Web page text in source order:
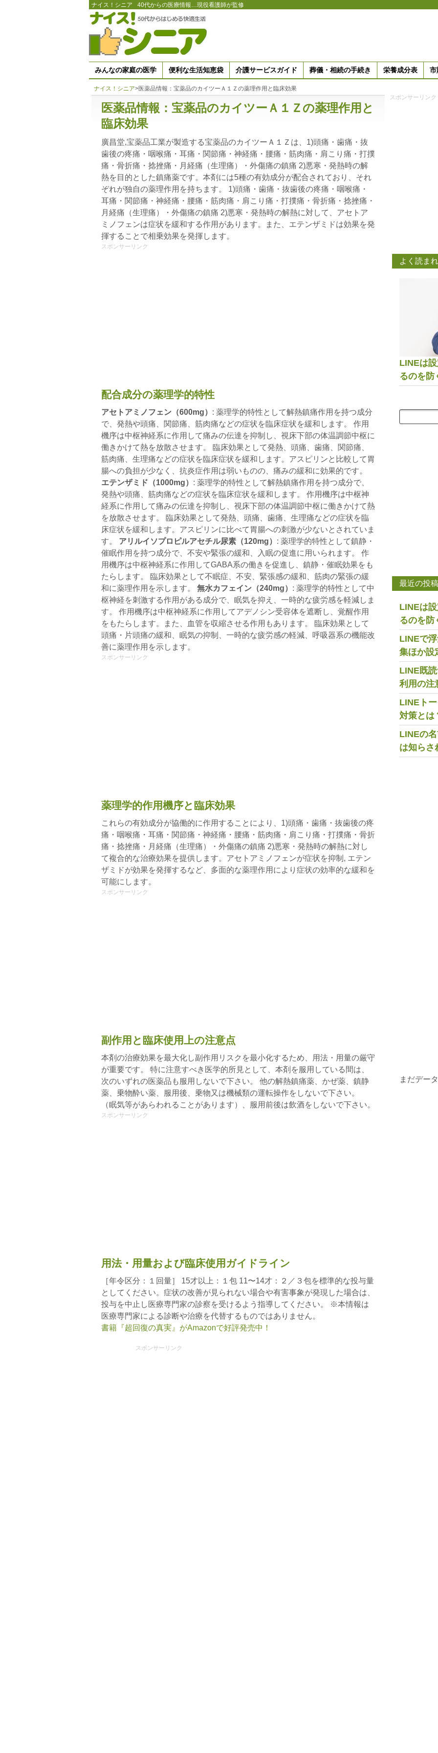
ナイス！シニア 40代からの医療情報…現役看護師が監修
みんなの家庭の医学 便利な生活知恵袋 介護サービスガイド 葬儀・相続の手続き 栄養成分表 市
ナイス！シニア>医薬品情報：宝薬品のカイツーＡ１Ｚの薬理作用と臨床効果
医薬品情報：宝薬品のカイツーＡ１Ｚの薬理作用と
臨床効果
廣昌堂,宝薬品工業が製造する宝薬品のカイツーＡ１Ｚは、1)頭痛・歯痛・抜
歯後の疼痛・咽喉痛・耳痛・関節痛・神経痛・腰痛・筋肉痛・肩こり痛・打撲
痛・骨折痛・捻挫痛・月経痛（生理痛）・外傷痛の鎮痛 2)悪寒・発熱時の解
熱を目的とした鎮痛薬です。本剤には5種の有効成分が配合されており、それ
ぞれが独自の薬理作用を持ちます。 1)頭痛・歯痛・抜歯後の疼痛・咽喉痛・
耳痛・関節痛・神経痛・腰痛・筋肉痛・肩こり痛・打撲痛・骨折痛・捻挫痛・
月経痛（生理痛）・外傷痛の鎮痛 2)悪寒・発熱時の解熱に対して、アセトア
ミノフェンは症状を緩和する作用があります。また、エテンザミドは効果を発
揮することで相乗効果を発揮します。
スポンサーリンク
配合成分の薬理学的特性
アセトアミノフェン（600mg） : 薬理学的特性として解熱鎮痛作用を持つ成分
で、発熱や頭痛、関節痛、筋肉痛などの症状を臨床症状を緩和します。 作用
機序は中枢神経系に作用して痛みの伝達を抑制し、視床下部の体温調節中枢に
働きかけて熱を放散させます。 臨床効果として発熱、頭痛、歯痛、関節痛、
筋肉痛、生理痛などの症状を臨床症状を緩和します。アスピリンと比較して胃
腸への負担が少なく、抗炎症作用は弱いものの、痛みの緩和に効果的です。
エテンザミド（1000mg） : 薬理学的特性として解熱鎮痛作用を持つ成分で、
発熱や頭痛、筋肉痛などの症状を臨床症状を緩和します。 作用機序は中枢神
経系に作用して痛みの伝達を抑制し、視床下部の体温調節中枢に働きかけて熱
を放散させます。 臨床効果として発熱、頭痛、歯痛、生理痛などの症状を臨
床症状を緩和します。アスピリンに比べて胃腸への刺激が少ないとされていま
す。 アリルイソプロピルアセチル尿素（120mg） : 薬理学的特性として鎮静・
催眠作用を持つ成分で、不安や緊張の緩和、入眠の促進に用いられます。 作
用機序は中枢神経系に作用してGABA系の働きを促進し、鎮静・催眠効果をも
たらします。 臨床効果として不眠症、不安、緊張感の緩和、筋肉の緊張の緩
和に薬理作用を示します。 無水カフェイン（240mg） : 薬理学的特性として中
枢神経を刺激する作用がある成分で、眠気を抑え、一時的な疲労感を軽減しま
す。 作用機序は中枢神経系に作用してアデノシン受容体を遮断し、覚醒作用
をもたらします。また、血管を収縮させる作用もあります。 臨床効果として
頭痛・片頭痛の緩和、眠気の抑制、一時的な疲労感の軽減、呼吸器系の機能改
善に薬理作用を示します。
スポンサーリンク
薬理学的作用機序と臨床効果
これらの有効成分が協働的に作用することにより、1)頭痛・歯痛・抜歯後の疼
痛・咽喉痛・耳痛・関節痛・神経痛・腰痛・筋肉痛・肩こり痛・打撲痛・骨折
痛・捻挫痛・月経痛（生理痛）・外傷痛の鎮痛 2)悪寒・発熱時の解熱に対し
て複合的な治療効果を提供します。アセトアミノフェンが症状を抑制, エテン
ザミドが効果を発揮するなど、多面的な薬理作用により症状の効率的な緩和を
可能にします。
スポンサーリンク
副作用と臨床使用上の注意点
本剤の治療効果を最大化し副作用リスクを最小化するため、用法・用量の厳守
が重要です。 特に注意すべき医学的所見として、本剤を服用している間は、
次のいずれの医薬品も服用しないで下さい。 他の解熱鎮痛薬、かぜ薬、鎮静
薬、乗物酔い薬、服用後、乗物又は機械類の運転操作をしないで下さい。
（眠気等があらわれることがあります）、服用前後は飲酒をしないで下さい。
スポンサーリンク
用法・用量および臨床使用ガイドライン
［年令区分：１回量］ 15才以上：１包 11〜14才：２／３包を標準的な投与量
としてください。症状の改善が見られない場合や有害事象が発現した場合は、
投与を中止し医療専門家の診察を受けるよう指導してください。 ※本情報は
医療専門家による診断や治療を代替するものではありません。
書籍『超回復の真実』がAmazonで好評発売中！
スポンサーリンク
スポンサーリンク
よく読ま
LINEは
るのを防
最近の投稿
LINEは
るのを防
LINEで
集ほか設
LINE既
利用の注
LINEト
対策とは
LINEの
は知らさ
まだデー